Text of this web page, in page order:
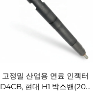
고정밀 산업용 연료 인젝터
D4CB, 현대 H1 박스밴(2011